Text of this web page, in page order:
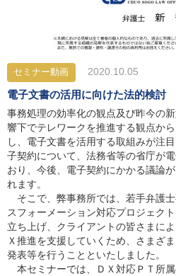
セミナー動画 2020.10.05
電子文書の活用に向けた法的検討
事務処理の効率化の観点及び昨今の
響下でテレワークを推進する観点か
し、電子文書を活用する取組みが注
子契約について、法務省等の省庁が
おり、今後、電子契約にかかる議論
れます。
そこで、弊事務所では、若手弁護
スフォーメーション対応プロジェク
立ち上げ、クライアントの皆さまに
Ｘ推進を支援していくため、さまざ
発表等を行うことといたしました。
本セミナーでは、ＤＸ対応ＰＴ所